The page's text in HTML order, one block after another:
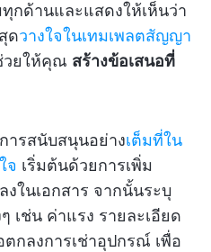
กด้านและแสดงให้เห็นว่า
ดวางใจในเทมเพลตสัญญา
วยให้คุณ สร้างข้อเสนอที่
ารสนับสนุนอย่างเต็มที่ใน
จ เริ่มต้นด้วยการเพิ่ม
ในเอกสาร จากนั้นระบุ
เช่น ค่าแรง รายละเอียด
กลงการเช่าอุปกรณ์ เพื่อ